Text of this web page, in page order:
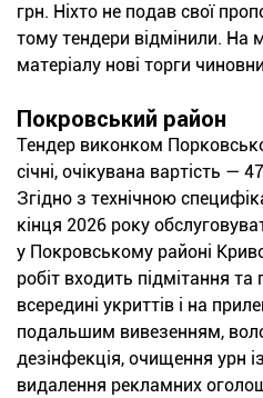
грн. Ніхто не подав свої
тому тендери відмінили. На
матеріалу нові торги
Покровський район
Тендер виконком
січні, очікувана вартість —
Згідно з технічною
кінця 2026 року
у Покровському районі
робіт входить підмітання
всередині укриттів і на
подальшим вивезенням,
дезінфекція, очищення урн
видалення рекламних